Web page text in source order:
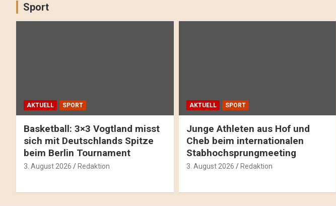
Sport
AKTUELL SPORT
Basketball: 3×3 Vogtland misst
sich mit Deutschlands Spitze
beim Berlin Tournament
3. August 2026 Redaktion
AKTUELL SPORT
Junge Athleten aus Hof und
Cheb beim internationalen
Stabhochsprungmeeting
3. August 2026 Redaktion